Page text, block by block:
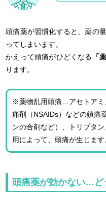
頭痛薬が習慣化すると、薬の
ってしまいます。
かえって頭痛がひどくなる 「
ります。
※薬物乱用頭痛…アセトアミ
痛剤（NSAIDs）などの鎮痛
ンの合剤など）、トリプタ
用によって、頭痛が生じます
頭痛薬が効かない…ど